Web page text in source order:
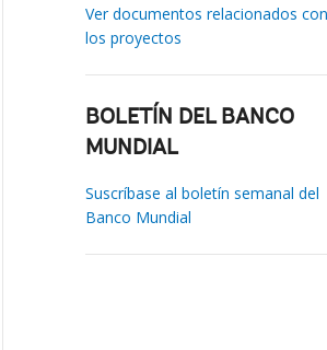
Ver documentos relacionados con
los proyectos
BOLETÍN DEL BANCO
MUNDIAL
Suscríbase al boletín semanal del
Banco Mundial